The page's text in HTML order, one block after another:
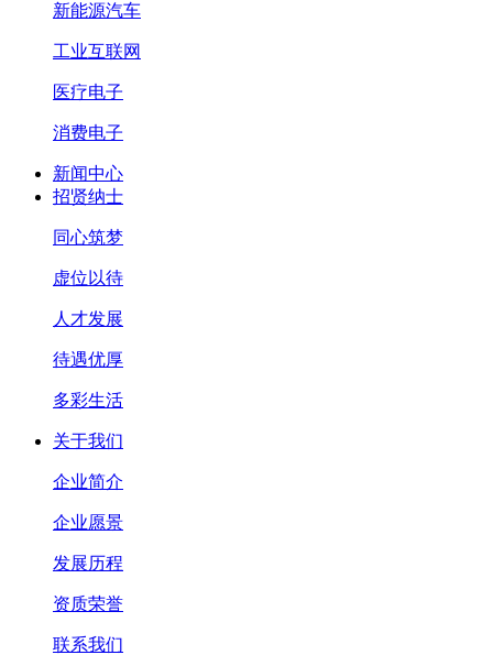
新能源汽车
工业互联网
医疗电子
消费电子
新闻中心
招贤纳士
同心筑梦
虚位以待
人才发展
待遇优厚
多彩生活
关于我们
企业简介
企业愿景
发展历程
资质荣誉
联系我们